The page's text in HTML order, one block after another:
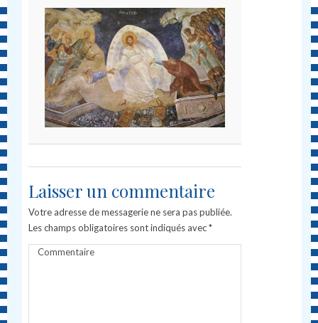
Laisser un commentaire
Votre adresse de messagerie ne sera pas publiée.
Les champs obligatoires sont indiqués avec*
Commentaire